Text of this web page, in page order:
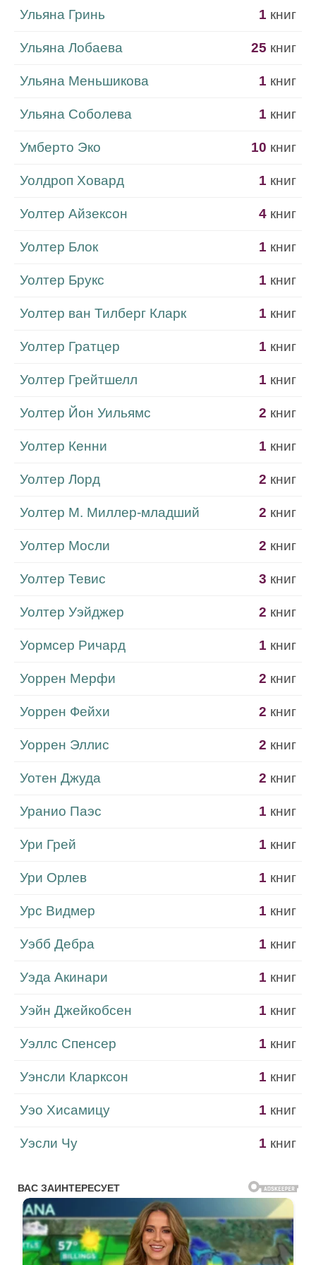
Ульяна Гринь 1 книг
Ульяна Лобаева 25 книг
Ульяна Меньшикова 1 книг
Ульяна Соболева 1 книг
Умберто Эко 10 книг
Уолдроп Ховард 1 книг
Уолтер Айзексон 4 книг
Уолтер Блок 1 книг
Уолтер Брукс 1 книг
Уолтер ван Тилберг Кларк 1 книг
Уолтер Гратцер 1 книг
Уолтер Грейтшелл 1 книг
Уолтер Йон Уильямс 2 книг
Уолтер Кенни 1 книг
Уолтер Лорд 2 книг
Уолтер М. Миллер-младший 2 книг
Уолтер Мосли 2 книг
Уолтер Тевис 3 книг
Уолтер Уэйджер 2 книг
Уормсер Ричард 1 книг
Уоррен Мерфи 2 книг
Уоррен Фейхи 2 книг
Уоррен Эллис 2 книг
Уотен Джуда 2 книг
Уранио Паэс 1 книг
Ури Грей 1 книг
Ури Орлев 1 книг
Урс Видмер 1 книг
Уэбб Дебра 1 книг
Уэда Акинари 1 книг
Уэйн Джейкобсен 1 книг
Уэллс Спенсер 1 книг
Уэнсли Кларксон 1 книг
Уэо Хисамицу 1 книг
Уэсли Чу 1 книг